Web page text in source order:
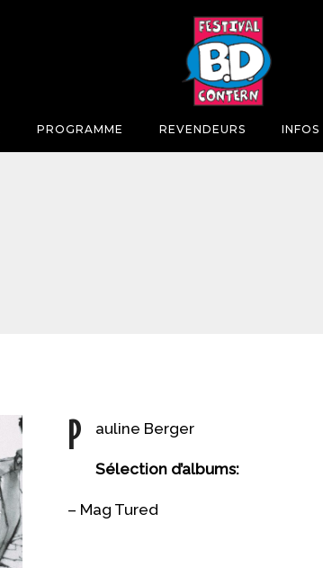
PROGRAMME REVENDEURS INFOS
P auline Berger
Sélection d’albums:
– Mag Tured